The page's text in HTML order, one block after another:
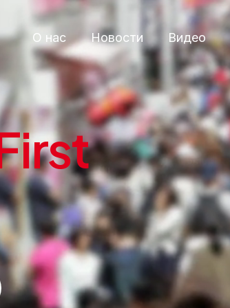
О нас Новости Видео